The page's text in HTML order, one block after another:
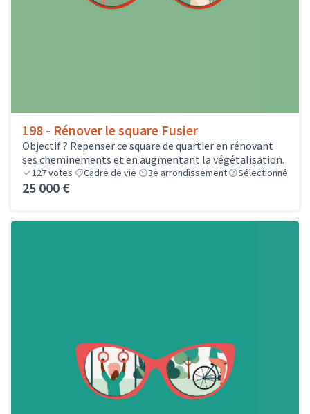
198 - Rénover le square Fusier
Objectif ? Repenser ce square de quartier en rénovant
ses cheminements et en augmentant la végétalisation.
127votes Cadre de vie 3e arrondissement Sélectionné
25 000 €